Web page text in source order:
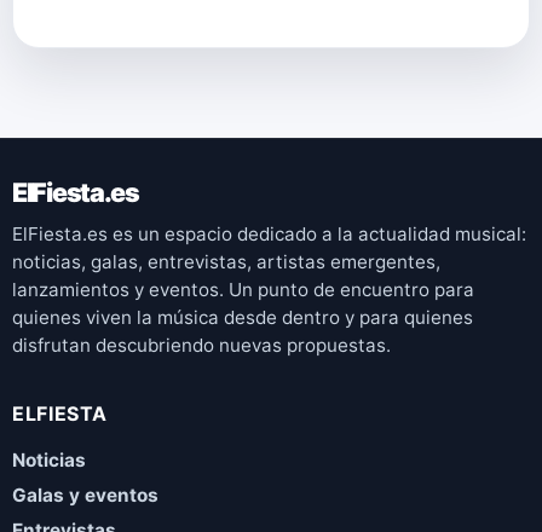
ElFiesta.es
ElFiesta.es es un espacio dedicado a la actualidad musical:
noticias, galas, entrevistas, artistas emergentes,
lanzamientos y eventos. Un punto de encuentro para
quienes viven la música desde dentro y para quienes
disfrutan descubriendo nuevas propuestas.
ELFIESTA
Noticias
Galas y eventos